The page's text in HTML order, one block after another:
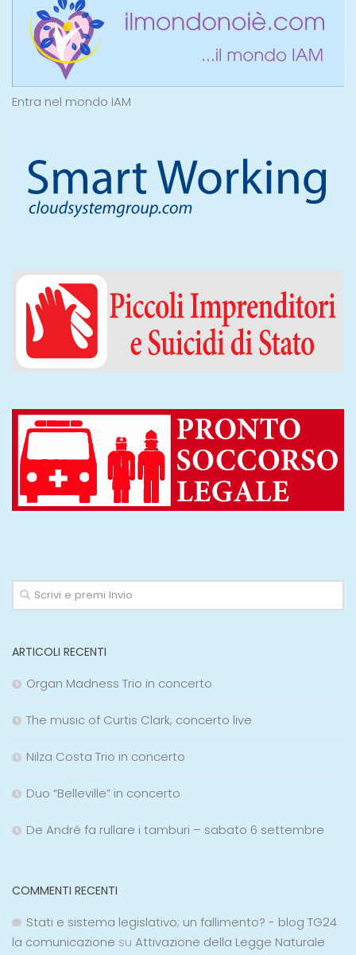
Entra nel mondo IAM
ARTICOLI RECENTI
Organ Madness Trio in concerto
The music of Curtis Clark, concerto live
Nilza Costa Trio in concerto
Duo “Belleville” in concerto
De André fa rullare i tamburi – sabato 6 settembre
COMMENTI RECENTI
Stati e sistema legislativo; un fallimento? - blog TG24
la comunicazione su Attivazione della Legge Naturale